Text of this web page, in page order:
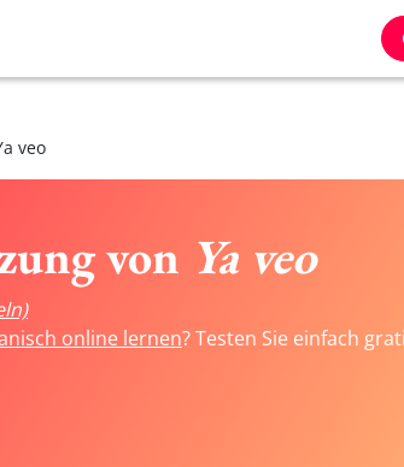
veo
von Ya veo
online lernen? Testen Sie einfach